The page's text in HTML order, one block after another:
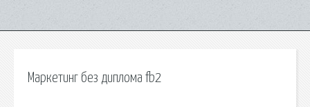
Маркетинг без диплома fb2